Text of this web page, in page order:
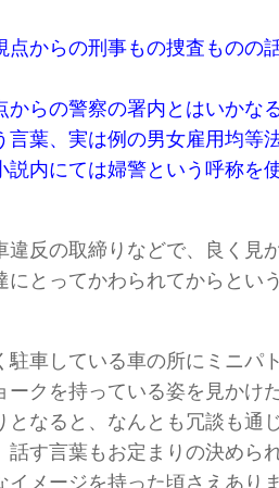
点からの刑事もの捜査ものの
からの警察の署内とはいかな
言葉、実は例の男女雇用均等
説内にては婦警という呼称を
違反の取締りなどで、良く見
にとってかわられてからとい
駐車している車の所にミニパ
ークを持っている姿を見かけ
となると、なんとも冗談も通
話す言葉もお定まりの決めら
イメージを持った頃さえありま